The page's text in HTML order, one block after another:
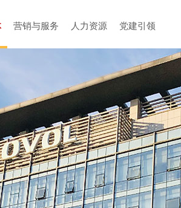
营销与服务 人力资源 党建引领